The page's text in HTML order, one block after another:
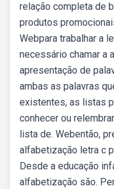
relação completa de
produtos
Webpara trabalhar a
necessário chamar a
apresentação de
ambas as palavras
existentes, as listas
conhecer ou
lista de. Webentão,
alfabetização letra c
Desde a educação
alfabetização são.